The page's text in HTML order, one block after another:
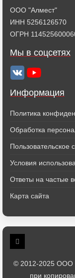
Информация
Политика
Обработка
Пользовательское
Условия
Ответы на частые
Карта сайта
ООО "Алмест"
ИНН 5256126570
ОГРН
Мы в соцсетях
© 2012-2025 ООО
при